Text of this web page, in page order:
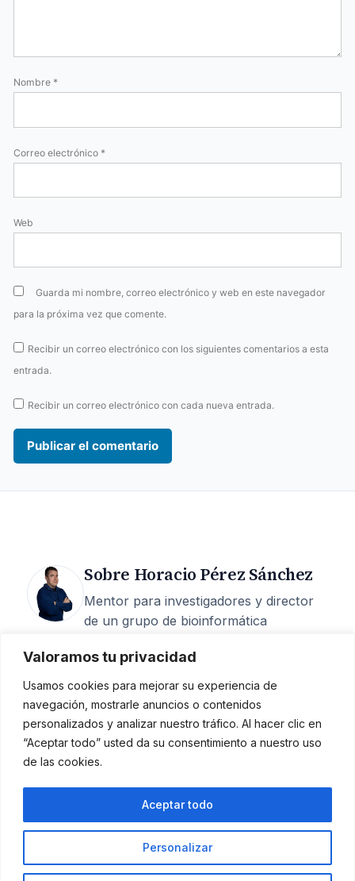
Valoramos tu privacidad
Usamos cookies para mejorar su experiencia de
navegación, mostrarle anuncios o contenidos
personalizados y analizar nuestro tráfico. Al hacer clic en
“Aceptar todo” usted da su consentimiento a nuestro uso
de las cookies.
Personalizar
Aceptar todo
Nombre *
Correo electrónico *
Web
Guarda mi nombre, correo electrónico y web en este navegador
para la próxima vez que comente.
Recibir un correo electrónico con los siguientes comentarios a esta
entrada.
Recibir un correo electrónico con cada nueva entrada.
Sobre Horacio Pérez Sánchez
Mentor para investigadores y director
de un grupo de bioinformática
carrera, 200+ artículos, 6 M€
captados, 15 tesis dirigidas y más de
400 episodios del podcastInvestigando
la investigación.
Mentoría · Quién soy·Podcast·